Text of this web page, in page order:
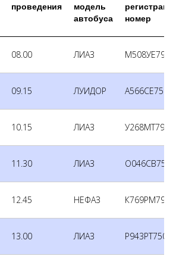
проведения
модель
автобуса
номер
08.00 ЛИАЗ М508УЕ790
09.15 ЛУИДОР А566СЕ750
10.15 ЛИАЗ У268МТ790
11.30 ЛИАЗ О046СВ750
12.45 НЕФАЗ К769РМ790
13.00 ЛИАЗ Р943РТ750